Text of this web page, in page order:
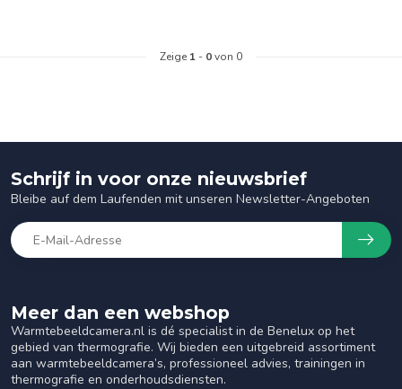
Zeige 1 - 0von 0
Meer dan een webshop
Warmtebeeldcamera.nl is dé specialist in de Benelux op het
gebied van thermografie. Wij bieden een uitgebreid assortiment
aan warmtebeeldcamera’s, professioneel advies, trainingen in
thermografie en onderhoudsdiensten.
Schrijf in voor onze nieuwsbrief
Bleibe auf dem Laufenden mit unseren Newsletter-Angeboten